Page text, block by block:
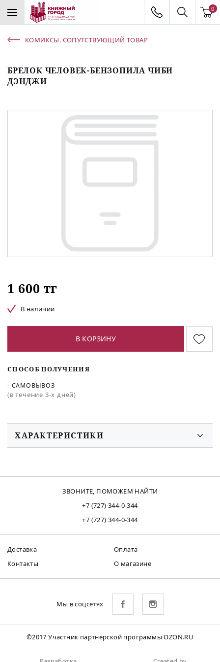
0
КОМИКСЫ. СОПУТСТВУЮЩИЙ ТОВАР
БРЕЛОК ЧЕЛОВЕК-БЕНЗОПИЛА ЧИБИ
ДЭНДЖИ
1 600 тг
В наличии
В КОРЗИНУ
СПОСОБ ПОЛУЧЕНИЯ
- САМОВЫВОЗ
(в течение 3-х дней)
ХАРАКТЕРИСТИКИ
ЗВОНИТЕ, ПОМОЖЕМ НАЙТИ
+7 (727) 344-0-344
+7 (727) 344-0-344
Доставка
Оплата
Контакты
О магазине
Мы в соцсетях
©2017 Участник партнерской программы OZON.RU